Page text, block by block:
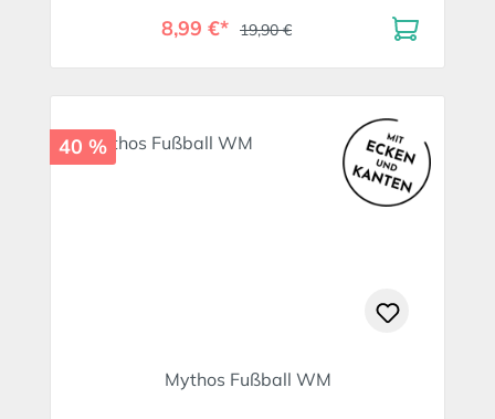
8,99 €* 19,90 €
40 %
Mythos Fußball WM